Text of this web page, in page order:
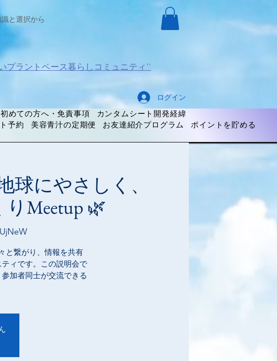
と選択から
プラントベース暮らしコミュニティ''
ログイン
初めての方へ・免責事項
カンタムシート開発経緯
予約 美容青汁の定期便 お友達紹介プログラム
ポイントを貯める
球にやさしく、
Meetup 🌿
と繋がり、情報を共有
ィです。この説明会で
加者同士が交流できる